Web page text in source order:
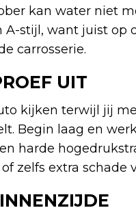
kan water niet
A-stijl, want juist op
carrosserie.
UIT
kijken terwijl jij
Begin laag en
harde
zelfs extra schade